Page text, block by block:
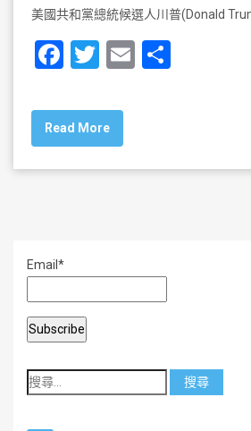
美國共和黨總統候選人川普(Donald
F
c
e
b
k
T
tt
er
E
Read More
Email*